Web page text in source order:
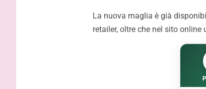
La nuova maglia è già
retailer, oltre che nel sito